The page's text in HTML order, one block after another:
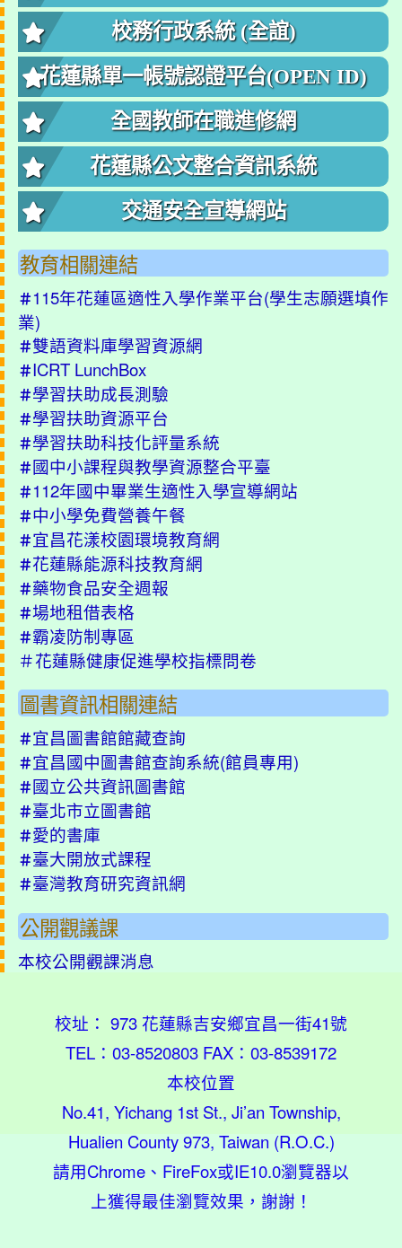
校務行政系統 (全誼)
花蓮縣單一帳號認證平台(OPEN ID)
全國教師在職進修網
花蓮縣公文整合資訊系統
交通安全宣導網站
教育相關連結
＃115年花蓮區適性入學作業平台(學生志願選填作
業)
＃雙語資料庫學習資源網
＃ICRT LunchBox
＃學習扶助成長測驗
＃學習扶助資源平台
＃學習扶助科技化評量系統
＃國中小課程與教學資源整合平臺
＃112年國中畢業生適性入學宣導網站
＃中小學免費營養午餐
＃宜昌花漾校園環境教育網
＃花蓮縣能源科技教育網
＃藥物食品安全週報
＃場地租借表格
＃霸凌防制專區
＃花蓮縣健康促進學校指標問卷
圖書資訊相關連結
＃宜昌圖書館館藏查詢
＃宜昌國中圖書館查詢系統(館員專用)
＃國立公共資訊圖書館
＃臺北市立圖書館
＃愛的書庫
＃臺大開放式課程
＃臺灣教育研究資訊網
公開觀議課
本校公開觀課消息
校址： 973 花蓮縣吉安鄉宜昌一街41號
TEL：03-8520803 FAX：03-8539172
本校位置
No.41, Yichang 1st St., Ji’an Township,
Hualien County 973, Taiwan (R.O.C.)
請用Chrome 、 FireFox或IE10.0瀏覽器以
上獲得最佳瀏覽效果，謝謝！